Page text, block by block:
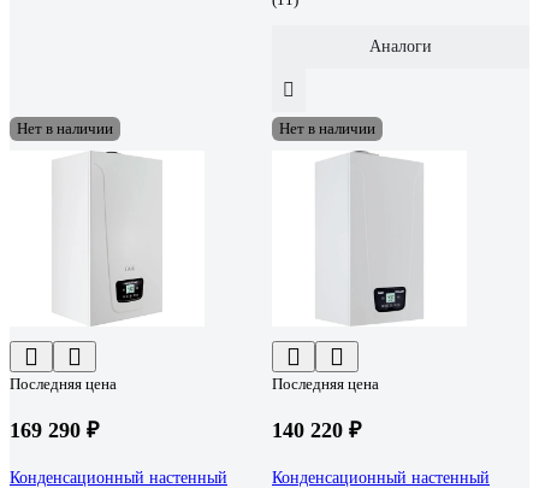
Аналоги
Нет в наличии
Последняя цена
169 290 ₽
Конденсационный настенный
Нет в наличии
Последняя цена
140 220 ₽
Конденсационный настенный